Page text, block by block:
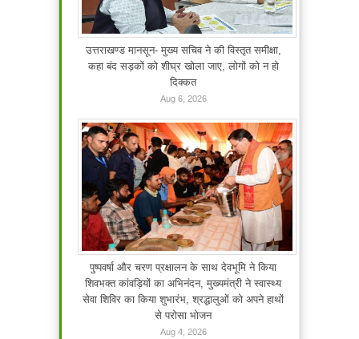
उत्तराखण्ड मानसून- मुख्य सचिव ने की विस्तृत समीक्षा,
कहा बंद सड़कों को शीघ्र खोला जाए, लोगों को न हो
दिक्कत
Aug 6, 2026
पुष्पवर्षा और चरण प्रक्षालन के साथ देवभूमि ने किया
शिवभक्त कांवड़ियों का अभिनंदन, मुख्यमंत्री ने स्वास्थ्य
सेवा शिविर का किया शुभारंभ, श्रद्धालुओं को अपने हाथों
से परोसा भोजन
Aug 4, 2026